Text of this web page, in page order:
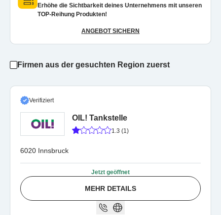
Erhöhe die Sichtbarkeit deines Unternehmens mit unseren
TOP-Reihung Produkten!
ANGEBOT SICHERN
Firmen aus der gesuchten Region zuerst
Verifiziert
OIL! Tankstelle
1.3 (1)
6020 Innsbruck
Jetzt geöffnet
MEHR DETAILS